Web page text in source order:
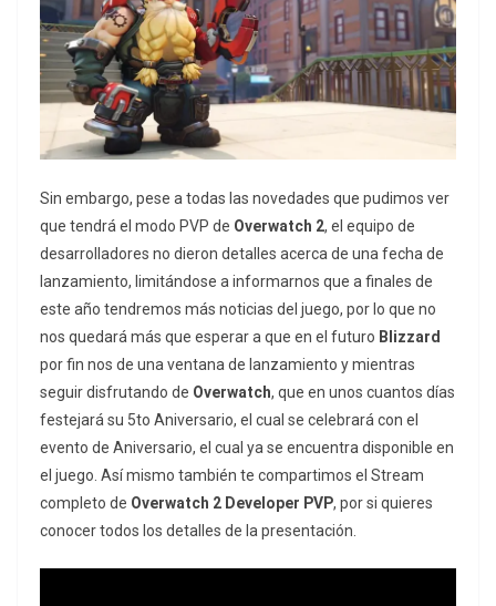
Sin embargo, pese a todas las novedades que pudimos ver
que tendrá el modo PVP de Overwatch 2, el equipo de
desarrolladores no dieron detalles acerca de una fecha de
lanzamiento, limitándose a informarnos que a finales de
este año tendremos más noticias del juego, por lo que no
nos quedará más que esperar a que en el futuro Blizzard
por fin nos de una ventana de lanzamiento y mientras
seguir disfrutando de Overwatch, que en unos cuantos días
festejará su 5to Aniversario, el cual se celebrará con el
evento de Aniversario, el cual ya se encuentra disponible en
el juego. Así mismo también te compartimos el Stream
completo de Overwatch 2 Developer PVP, por si quieres
conocer todos los detalles de la presentación.